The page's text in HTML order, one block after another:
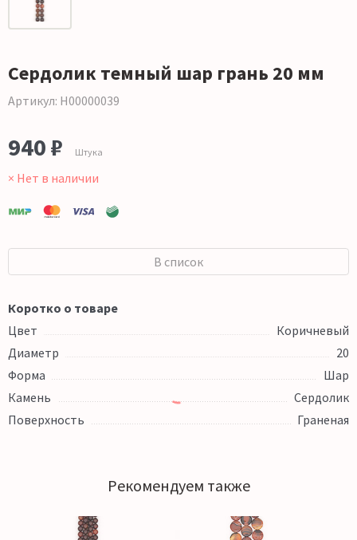
Сердолик темный шар грань 20 мм
Артикул: Н00000039
940 ₽ Штука
× Нет в наличии
В список
Коротко о товаре
Цвет
Коричневый
Диаметр
20
Форма
Шар
Камень
Сердолик
Поверхность
Граненая
Рекомендуем также